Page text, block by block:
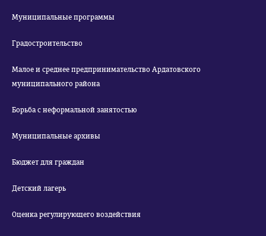
Муниципальные программы
Градостроительство
Малое и среднее предпринимательство Ардатовского
муниципального района
Борьба с неформальной занятостью
Муниципальные архивы
Бюджет для граждан
Детский лагерь
Оценка регулирующего воздействия